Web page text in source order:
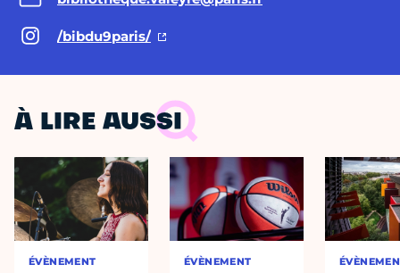
/bibdu9paris/
À LIRE AUSSI
ÉVÈNEMENT ÉVÈNEMENT